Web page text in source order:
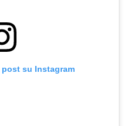
su Instagram